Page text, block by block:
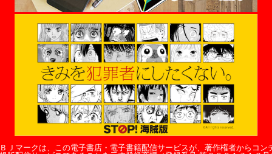
Ｊマークは、この電子書店・電子書籍配信サービスが、著作権者からコン